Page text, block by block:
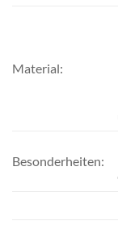
Material:
Besonderheiten: